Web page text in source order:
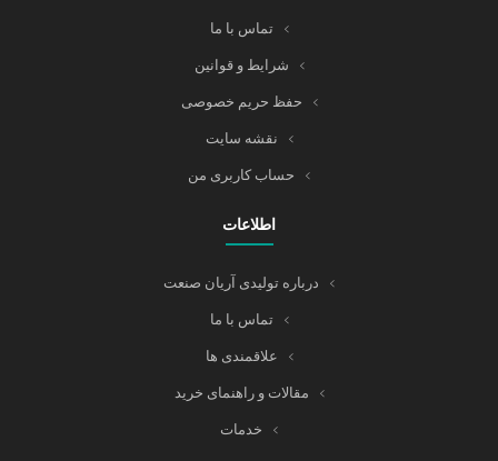
تماس با ما
شرایط و قوانین
حفظ حریم خصوصی
نقشه سایت
حساب کاربری من
اطلاعات
درباره تولیدی آریان صنعت
تماس با ما
علاقمندی ها
مقالات و راهنمای خرید
خدمات